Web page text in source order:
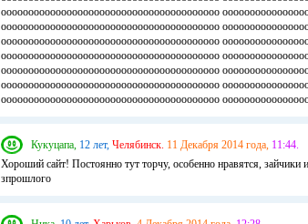
оооооооооооооооооооооооооооооооооооооооо
оооооооооооооооооооооооооооооооооооооооо
оооооооооооооооооооооооооооооооооооооооо
оооооооооооооооооооооооооооооооооооооооо
оооооооооооооооооооооооооооооооооооооооо
оооооооооооооооооооооооооооооооооооооооо
оооооооооооооооооооооооооооооооооооооооо
Кукуцапа, 12 лет, Челябинск. 11 Декабря 2014 года, 11:44.
Хороший сайт! Постоянно тут торчу, особенно нравятся,
зпрошлого